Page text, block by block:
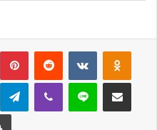
PinterestReddit VKontakte
TelegramViber Line E-Posta ile
Yazdır